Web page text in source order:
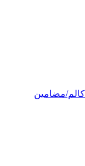
کالم/مضامین